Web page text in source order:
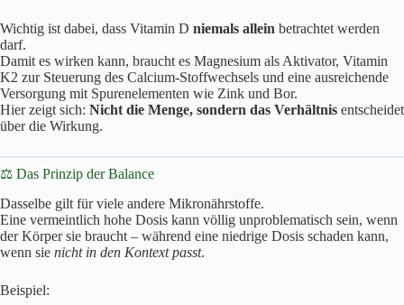
Wichtig ist dabei, dass Vitamin D niemals allein betrachtet werden
darf.
Damit es wirken kann, braucht es Magnesium als Aktivator, Vitamin
K2 zur Steuerung des Calcium-Stoffwechsels und eine ausreichende
Versorgung mit Spurenelementen wie Zink und Bor.
Hier zeigt sich: Nicht die Menge, sondern das Verhältnis entscheidet
über die Wirkung.
⚖️ Das Prinzip der Balance
Dasselbe gilt für viele andere Mikronährstoffe.
Eine vermeintlich hohe Dosis kann völlig unproblematisch sein, wenn
der Körper sie braucht – während eine niedrige Dosis schaden kann,
wenn sie nicht in den Kontext passt.
Beispiel: